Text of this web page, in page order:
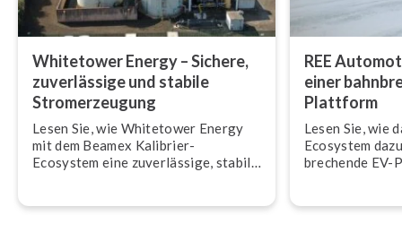
Whitetower Energy – Sichere,
zu­ver­läs­si­ge und stabile
Strom­erzeu­gung
Lesen Sie, wie Whitetower Energy
mit dem Beamex Kalibrier-
Ecosystem eine zu­ver­läs­si­ge, stabile
REE
einer
Plattform
Lesen Sie, wie
Ecosystem
bre­chen­de EV-